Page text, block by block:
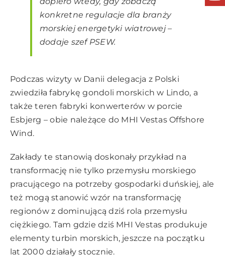
konkretne regulacje dla branży
morskiej energetyki wiatrowej –
dodaje szef PSEW.
Podczas wizyty w Danii delegacja z Polski
zwiedziła fabrykę gondoli morskich w Lindo, a
także teren fabryki konwerterów w porcie
Esbjerg – obie należące do MHI Vestas Offshore
Wind.
Zakłady te stanowią doskonały przykład na
transformację nie tylko przemysłu morskiego
pracującego na potrzeby gospodarki duńskiej, ale
też mogą stanowić wzór na transformację
regionów z dominującą dziś rola przemysłu
ciężkiego. Tam gdzie dziś MHI Vestas produkuje
elementy turbin morskich, jeszcze na początku
lat 2000 działały stocznie.